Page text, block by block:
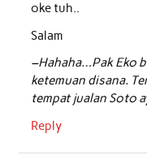
oke tuh..
Salam
–Hahaha…Pak Eko
ketemuan disana.
tempat jualan Soto
Reply